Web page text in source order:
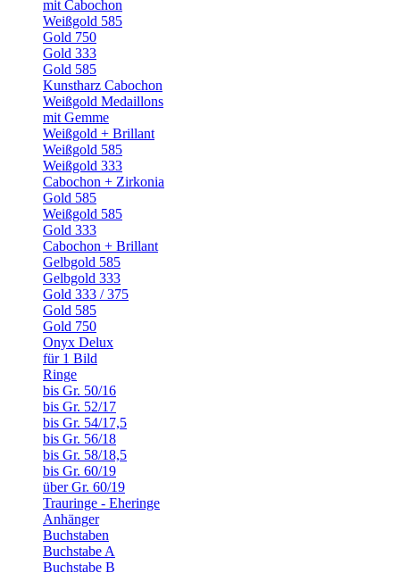
mit Cabochon
Weißgold 585
Gold 750
Gold 333
Gold 585
Kunstharz Cabochon
Weißgold Medaillons
mit Gemme
Weißgold + Brillant
Weißgold 585
Weißgold 333
Cabochon + Zirkonia
Gold 585
Weißgold 585
Gold 333
Cabochon + Brillant
Gelbgold 585
Gelbgold 333
Gold 333 / 375
Gold 585
Gold 750
Onyx Delux
für 1 Bild
Ringe
bis Gr. 50/16
bis Gr. 52/17
bis Gr. 54/17,5
bis Gr. 56/18
bis Gr. 58/18,5
bis Gr. 60/19
über Gr. 60/19
Trauringe - Eheringe
Anhänger
Buchstaben
Buchstabe A
Buchstabe B